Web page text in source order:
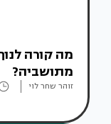
מה קורה
מתושביה?
זוהר שחר לוי